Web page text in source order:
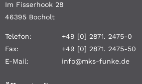
Im Fisserhook 28
46395 Bocholt
Telefon:
+49 [0] 2871. 2475-0
Fax:
+49 [0] 2871. 2475-50
E-Mail:
info@mks-funke.de